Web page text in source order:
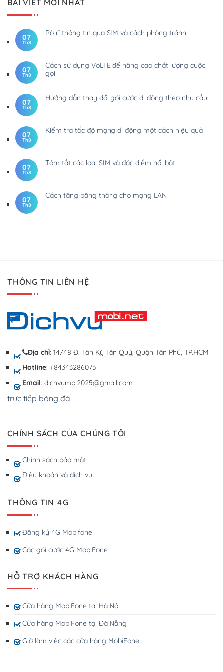
BÀI VIẾT MỚI NHẤT
07
Th8
Rò rỉ thông tin qua SIM và cách phòng tránh
07
Th8
Cách sử dụng VoLTE để nâng cao chất lượng cuộc
gọi
07
Th8
Hướng dẫn thay đổi gói cước di động theo nhu cầu
07
Th8
Kiểm tra tốc độ mạng di động một cách hiệu quả
07
Th8
Tóm tắt các loại SIM và đặc điểm nổi bật
07
Th8
Cách tăng băng thông cho mạng LAN
THÔNG TIN LIÊN HỆ
Địa chỉ: 14/48 Đ. Tân Kỳ Tân Quý, Quận Tân Phú, TP.HCM
Hotline: +84343286075
Email: dichvumbi2025@gmail.com
trực tiếp bóng đá
CHÍNH SÁCH CỦA CHÚNG TÔI
Chính sách bảo mật
Điều khoản và dịch vụ
THÔNG TIN 4G
Đăng ký 4G Mobifone
Các gói cước 4G MobiFone
HỖ TRỢ KHÁCH HÀNG
Cửa hàng MobiFone tại Hà Nội
Cửa hàng MobiFone tại Đà Nẵng
Giờ làm việc các cửa hàng MobiFone